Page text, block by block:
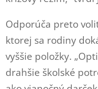
Odporúča preto
ktorej sa rodiny
vyššie položky.
drahšie školské